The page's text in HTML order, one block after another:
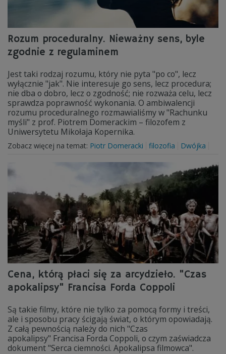
Rozum proceduralny. Nieważny sens, byle
zgodnie z regulaminem
Jest taki rodzaj rozumu, który nie pyta "po co", lecz
wyłącznie "jak". Nie interesuje go sens, lecz procedura;
nie dba o dobro, lecz o zgodność; nie rozważa celu, lecz
sprawdza poprawność wykonania. O ambiwalencji
rozumu proceduralnego rozmawialiśmy w "Rachunku
myśli" z prof. Piotrem Domerackim – filozofem z
Uniwersytetu Mikołaja Kopernika.
Zobacz więcej na temat: Piotr Domeracki filozofia Dwójka
Cena, którą płaci się za arcydzieło. "Czas
apokalipsy" Francisa Forda Coppoli
Są takie filmy, które nie tylko za pomocą formy i treści,
ale i sposobu pracy ścigają świat, o którym opowiadają.
Z całą pewnością należy do nich "Czas
apokalipsy" Francisa Forda Coppoli, o czym zaświadcza
dokument "Serca ciemności. Apokalipsa filmowca".